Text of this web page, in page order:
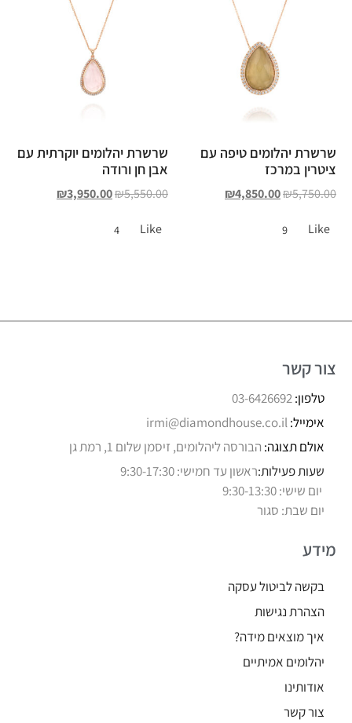
שרשרת יהלומים טיפה עם
ציטרין במרכז
₪5,750.00
₪4,850.00
Like
9
שרשרת יהלומים יוקרתית עם
אבן חן ורודה
₪5,550.00
₪3,950.00
Like
4
צור קשר
טלפון:03-6426692
אימייל:irmi@diamondhouse.co.il
אולם תצוגה: הבורסה ליהלומים, זיסמן שלום 1, רמת גן
שעות פעילות:ראשון עד חמישי: 9:30-17:30
יום שישי: 9:30-13:30
יום שבת: סגור
מידע
בקשה לביטול עסקה
הצהרת נגישות
איך מוצאים מידה?
יהלומים אמיתיים
אודותינו
צור קשר